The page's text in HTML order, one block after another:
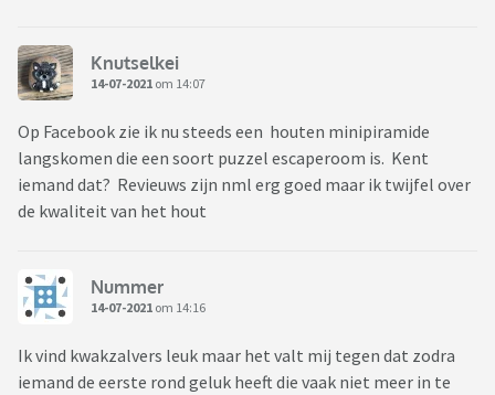
Knutselkei
14-07-2021 om 14:07
Op Facebook zie ik nu steeds een houten minipiramide
langskomen die een soort puzzel escaperoom is. Kent
iemand dat? Revieuws zijn nml erg goed maar ik twijfel over
de kwaliteit van het hout
Nummer
14-07-2021 om 14:16
Ik vind kwakzalvers leuk maar het valt mij tegen dat zodra
iemand de eerste rond geluk heeft die vaak niet meer in te